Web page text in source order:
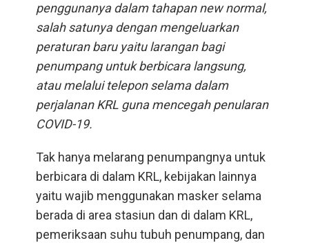
penggunanya dalam tahapan new normal,
salah satunya dengan mengeluarkan
peraturan baru yaitu larangan bagi
penumpang untuk berbicara langsung,
atau melalui telepon selama dalam
perjalanan KRL guna mencegah penularan
COVID-19.
Tak hanya melarang penumpangnya untuk
berbicara di dalam KRL, kebijakan lainnya
yaitu wajib menggunakan masker selama
berada di area stasiun dan di dalam KRL,
pemeriksaan suhu tubuh penumpang, dan